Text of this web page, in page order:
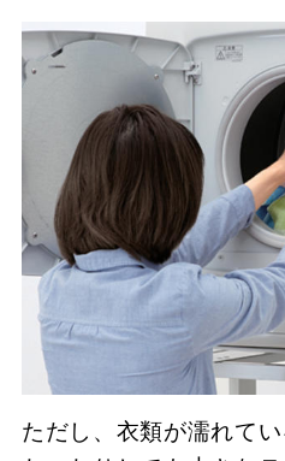
ただし、衣類が濡れて